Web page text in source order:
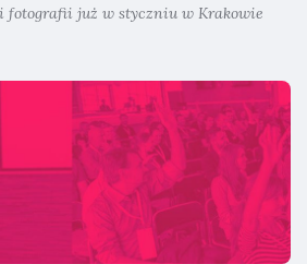
fotografii już w styczniu w Krakowie